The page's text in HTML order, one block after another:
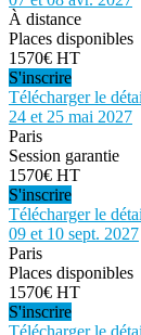
À distance
Places disponibles
1570€ HT
S'inscrire
Télécharger le
24 et 25 mai 2027
Paris
Session garantie
1570€ HT
S'inscrire
Télécharger le
09 et 10 sept. 2027
Paris
Places disponibles
1570€ HT
S'inscrire
Télécharger le